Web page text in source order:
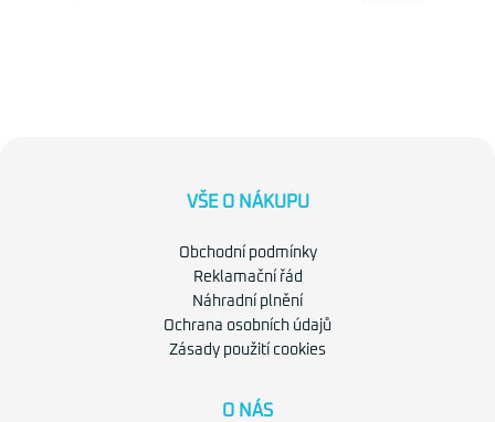
VŠE O NÁKUPU
Obchodní podmínky
Reklamační řád
Náhradní plnění
Ochrana osobních údajů
Zásady použití cookies
O NÁS